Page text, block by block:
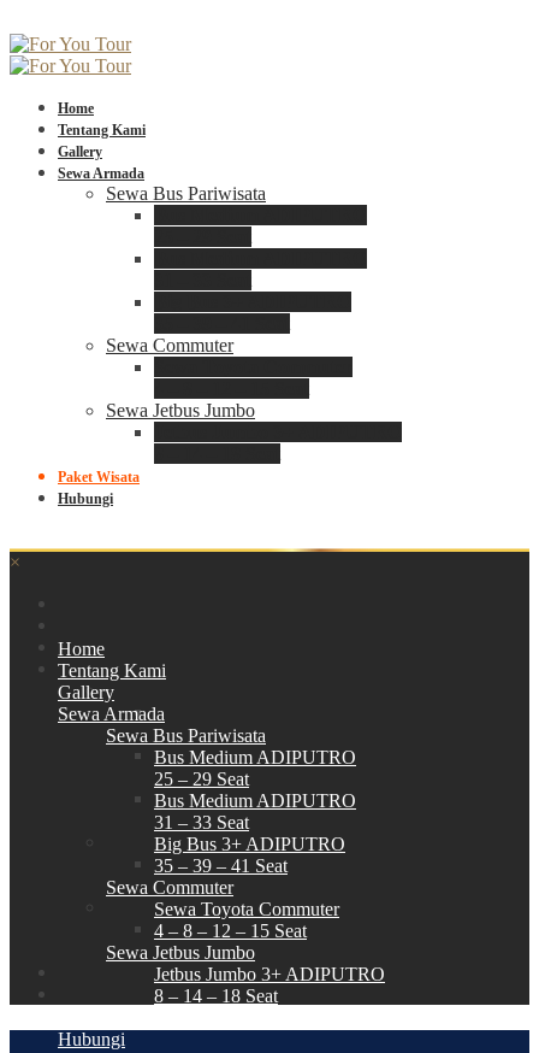
Home
Tentang Kami
Gallery
Sewa Armada
Sewa Bus Pariwisata
Sewa Commuter
Sewa Jetbus Jumbo
Paket Wisata
Hubungi
×
Home
Tentang Kami
Gallery
Sewa Armada
Sewa Bus Pariwisata
Bus Medium ADIPUTRO
25 – 29 Seat
Bus Medium ADIPUTRO
31 – 33 Seat
Big Bus 3+ ADIPUTRO
35 – 39 – 41 Seat
Sewa Commuter
Sewa Toyota Commuter
4 – 8 – 12 – 15 Seat
Sewa Jetbus Jumbo
Jetbus Jumbo 3+ ADIPUTRO
8 – 14 – 18 Seat
Hubungi